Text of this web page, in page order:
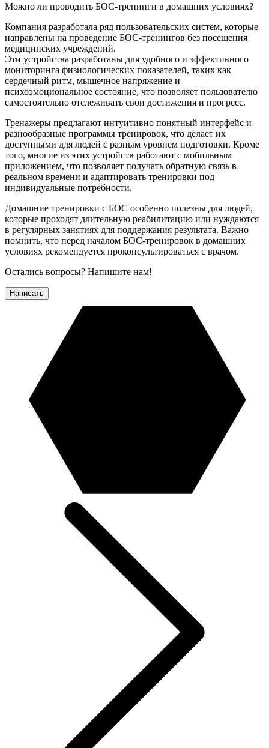
Можно ли проводить БОС-тренинги в домашних условиях?
Компания разработала ряд пользовательских систем, которые
направлены на проведение БОС-тренингов без посещения
медицинских учреждений.
Эти устройства разработаны для удобного и эффективного
мониторинга физиологических показателей, таких как
сердечный ритм, мышечное напряжение и
психоэмоциональное состояние, что позволяет пользователю
самостоятельно отслеживать свои достижения и прогресс.
Тренажеры предлагают интуитивно понятный интерфейс и
разнообразные программы тренировок, что делает их
доступными для людей с разным уровнем подготовки. Кроме
того, многие из этих устройств работают с мобильным
приложением, что позволяет получать обратную связь в
реальном времени и адаптировать тренировки под
индивидуальные потребности.
Домашние тренировки с БОС особенно полезны для людей,
которые проходят длительную реабилитацию или нуждаются
в регулярных занятиях для поддержания результата. Важно
помнить, что перед началом БОС-тренировок в домашних
условиях рекомендуется проконсультироваться с врачом.
Остались вопросы? Напишите нам!
Написать